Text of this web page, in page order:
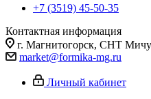
+7 (3519) 45-50-35
Контактная информация
г. Магнитогорск, СНТ
market@formika-mg.ru
Личный кабинет